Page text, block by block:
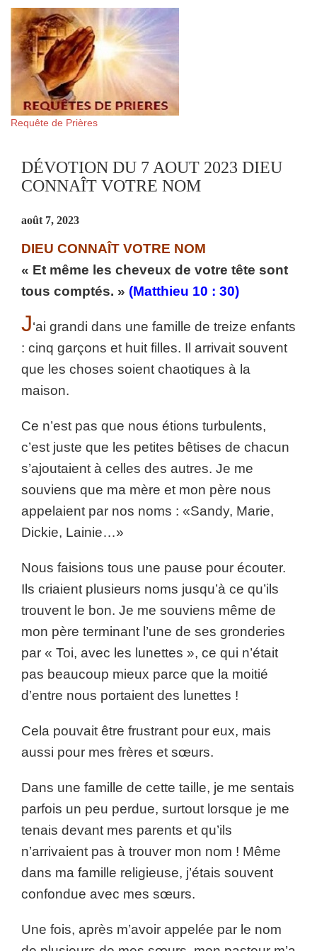
Requête de Prières
DÉVOTION DU 7 AOUT 2023 DIEU
CONNAÎT VOTRE NOM
août 7, 2023
DIEU CONNAÎT VOTRE NOM
« Et même les cheveux de votre tête sont
tous comptés. » (Matthieu 10 : 30)
J‘ai grandi dans une famille de treize enfants
: cinq garçons et huit filles. Il arrivait souvent
que les choses soient chaotiques à la
maison.
Ce n’est pas que nous étions turbulents,
c’est juste que les petites bêtises de chacun
s’ajoutaient à celles des autres. Je me
souviens que ma mère et mon père nous
appelaient par nos noms : «Sandy, Marie,
Dickie, Lainie…»
Nous faisions tous une pause pour écouter.
Ils criaient plusieurs noms jusqu’à ce qu’ils
trouvent le bon. Je me souviens même de
mon père terminant l’une de ses gronderies
par « Toi, avec les lunettes », ce qui n’était
pas beaucoup mieux parce que la moitié
d’entre nous portaient des lunettes !
Cela pouvait être frustrant pour eux, mais
aussi pour mes frères et sœurs.
Dans une famille de cette taille, je me sentais
parfois un peu perdue, surtout lorsque je me
tenais devant mes parents et qu’ils
n’arrivaient pas à trouver mon nom ! Même
dans ma famille religieuse, j’étais souvent
confondue avec mes sœurs.
Une fois, après m’avoir appelée par le nom